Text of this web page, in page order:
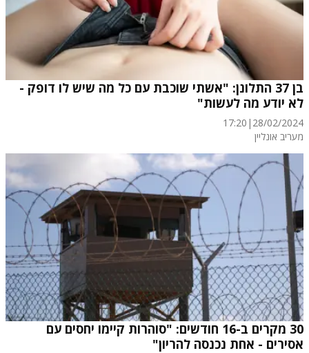
בן 37 התלונן: "אשתי שוכבת עם כל מה שיש לו דופק -
לא יודע מה לעשות"
28/02/2024
|
17:20
מעריב אונליין
30 מקרים ב-16 חודשים: "סוהרות קיימו יחסים עם
אסירים - אחת נכנסה להריון"